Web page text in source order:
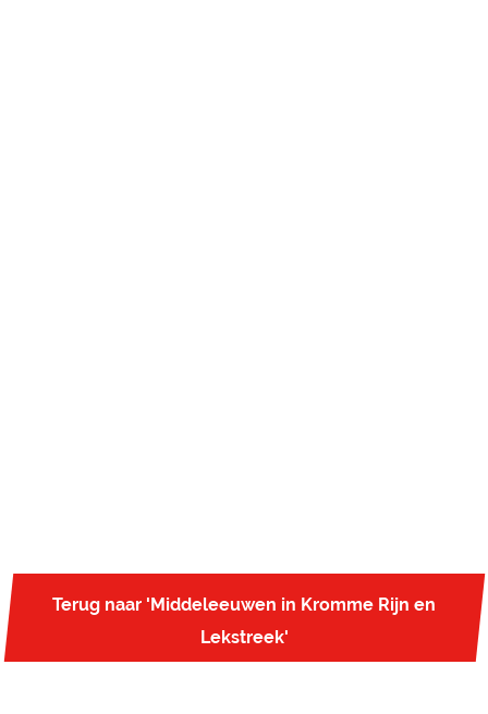
Terug naar 'Middeleeuwen in Kromme Rijn en
Lekstreek'